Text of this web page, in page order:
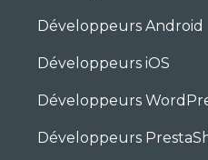
Développeurs Android
Développeurs iOS
Développeurs
Développeurs